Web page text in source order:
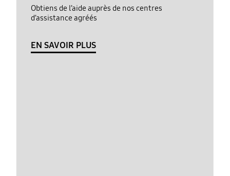
Obtiens de l’aide auprès de nos centres
d’assistance agréés
EN SAVOIR PLUS